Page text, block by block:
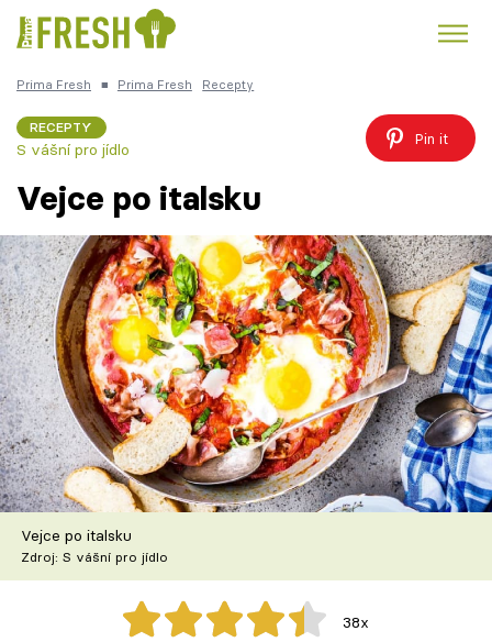
Česká kuchyně
Témata
Recepty
Články
TV Program
Škola vaření
Recepty z TV
Speciál: Cuketa
Prima Fresh ■ Prima Fresh Recepty
RECEPTY
S vášní pro jídlo
Pin it
Vejce po italsku
Vejce po italsku
Zdroj: S vášní pro jídlo
38x